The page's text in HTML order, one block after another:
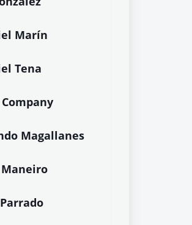
Marín
Tena
Magallanes